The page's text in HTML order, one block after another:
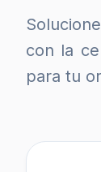
con la
para tu